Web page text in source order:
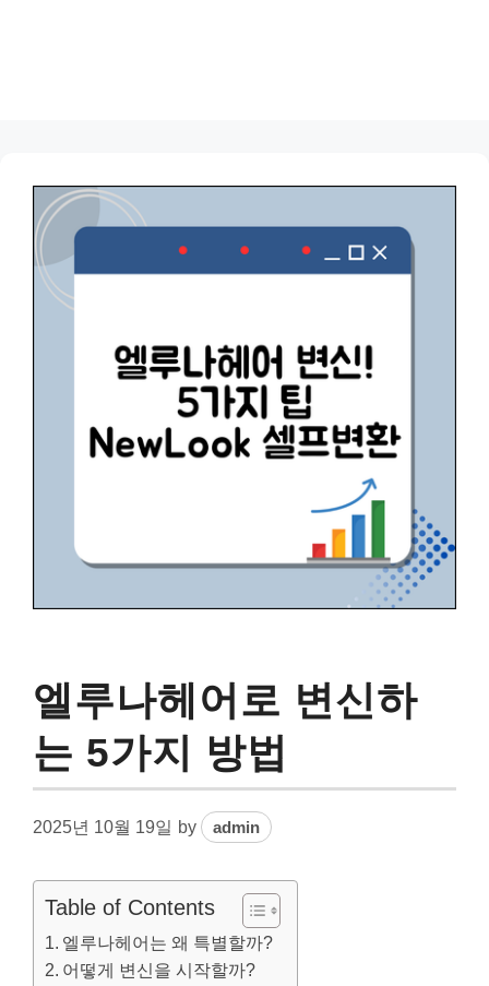
엘루나헤어로 변신하
는 5가지 방법
2025년 10월 19일 by admin
Table of Contents
엘루나헤어는 왜 특별할까?
어떻게 변신을 시작할까?